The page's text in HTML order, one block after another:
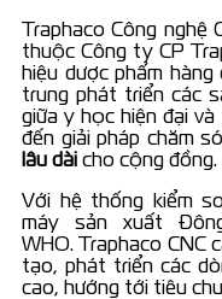
Traphaco Công nghệ
thuộc Công ty CP
hiệu dược phẩm
trung phát triển các
giữa y học hiện đại
đến giải pháp chăm
lâu dài cho cộng đồng.
Với hệ thống kiểm
máy sản xuất
WHO. Traphaco CNC
tạo, phát triển các
cao, hướng tới tiêu